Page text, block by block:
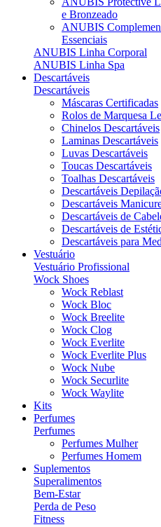
e Bronzeado
ANUBIS
Essenciais
ANUBIS Linha Corporal
ANUBIS Linha Spa
Descartáveis
Descartáveis
Máscaras Certificadas
Rolos de Marquesa
Chinelos Descartáveis
Laminas Descartáveis
Luvas Descartáveis
Toucas Descartáveis
Toalhas Descartáveis
Descartáveis
Descartáveis
Descartáveis de
Descartáveis de
Descartáveis para
Vestuário
Vestuário Profissional
Wock Shoes
Wock Reblast
Wock Bloc
Wock Breelite
Wock Clog
Wock Everlite
Wock Everlite Plus
Wock Nube
Wock Securlite
Wock Waylite
Kits
Perfumes
Perfumes
Perfumes Mulher
Perfumes Homem
Suplementos
Superalimentos
Bem-Estar
Perda de Peso
Fitness